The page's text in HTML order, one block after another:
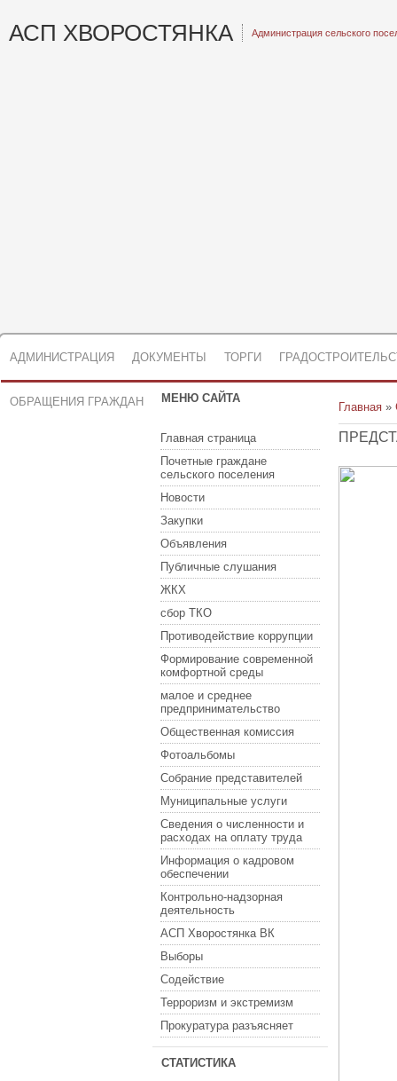
АСП ХВОРОСТЯНКА Администрация сельского
АДМИНИСТРАЦИЯ ДОКУМЕНТЫ ТОРГИ
ОБРАЩЕНИЯ ГРАЖДАН МЕНЮ САЙТА
Главная страница
Почетные граждане
сельского поселения
Новости
Закупки
Объявления
Публичные слушания
ЖКХ
сбор ТКО
Противодействие коррупции
Формирование современной
комфортной среды
малое и среднее
предпринимательство
Общественная комиссия
Фотоальбомы
Собрание представителей
Муниципальные услуги
Сведения о численности и
расходах на оплату труда
Информация о кадровом
обеспечении
Контрольно-надзорная
деятельность
АСП Хворостянка ВК
Выборы
Содействие
Терроризм и экстремизм
Прокуратура разъясняет
СТАТИСТИКА
Главная »